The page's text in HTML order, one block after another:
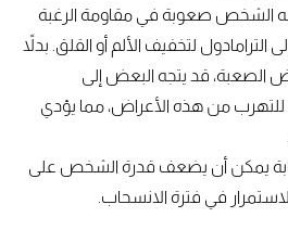
الشخص صعوبة في مقاومة الرغبة
الترامادول لتخفيف الألم أو القلق. بدلاً
الصعبة، قد يتجه البعض إلى
من هذه الأعراض، مما يؤدي
يمكن أن يضعف قدرة الشخص على
في فترة الانسحاب.